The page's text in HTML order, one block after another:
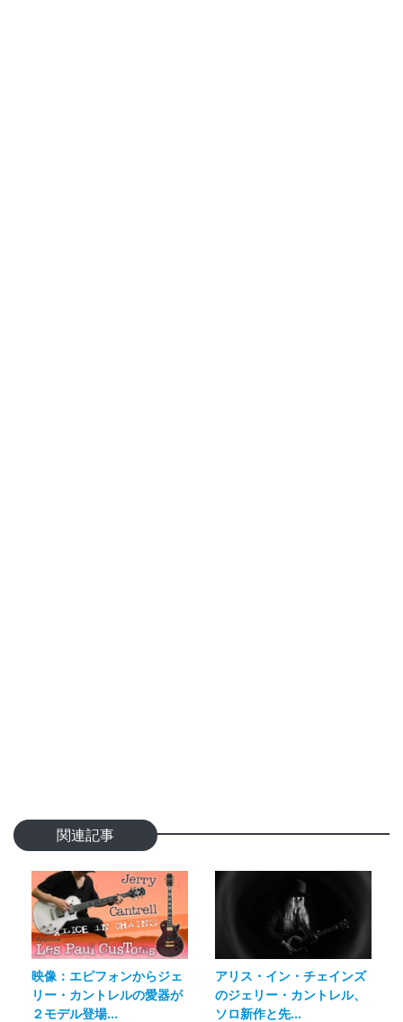
関連記事
映像：エピフォンからジェ
リー・カントレルの愛器が
２モデル登場...
アリス・イン・チェインズ
のジェリー・カントレル、
ソロ新作と先...